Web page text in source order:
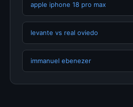
apple iphone 18 pro max
levante vs real oviedo
immanuel ebenezer